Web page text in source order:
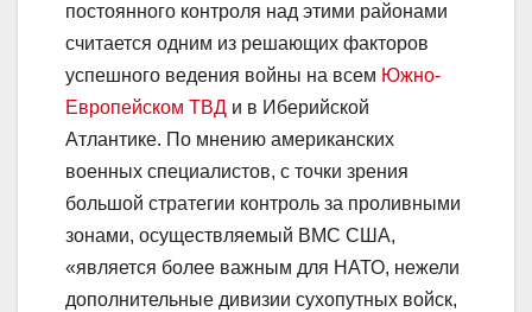
постоянного контроля над этими районами
считается одним из решающих факторов
успешного ведения войны на всем Южно-
Европейском ТВД и в Иберийской
Атлантике. По мнению американских
военных специалистов, с точки зрения
большой стратегии контроль за проливными
зонами, осуществляемый ВМС США,
«является более важным для НАТО, нежели
дополнительные дивизии сухопутных войск,